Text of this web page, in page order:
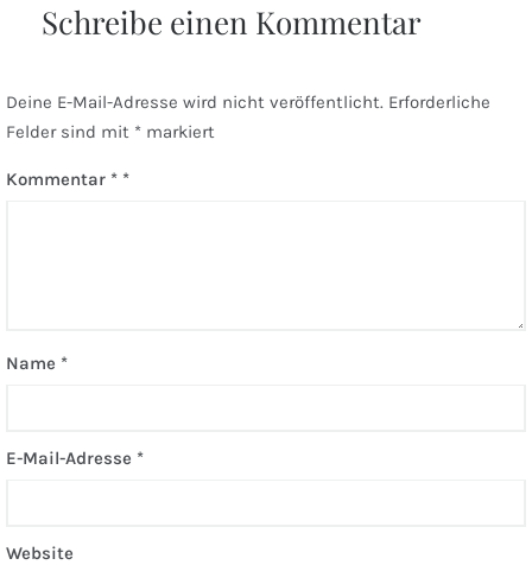
Schreibe einen Kommentar
Deine E-Mail-Adresse wird nicht veröffentlicht. Erforderliche
Felder sind mit * markiert
Kommentar *
Name *
E-Mail-Adresse *
Website